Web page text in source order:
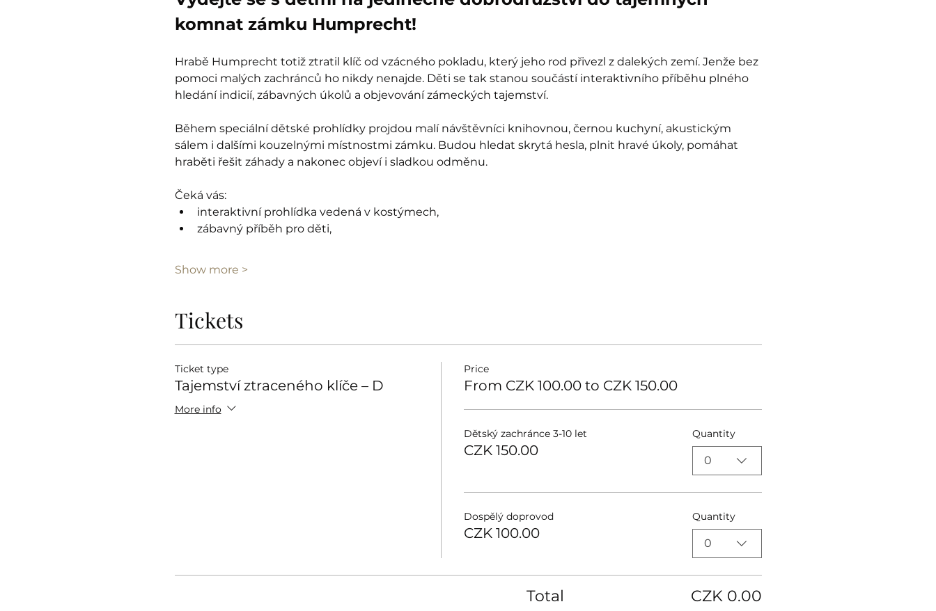
komnat zámku Humprecht!
Hrabě Humprecht totiž ztratil klíč od vzácného pokladu, který jeho rod přivezl z dalekých zemí. Jenže bez
pomoci malých zachránců ho nikdy nenajde. Děti se tak stanou součástí interaktivního příběhu plného
hledání indicií, zábavných úkolů a objevování zámeckých tajemství.
Během speciální dětské prohlídky projdou malí návštěvníci knihovnou, černou kuchyní, akustickým
sálem i dalšími kouzelnými místnostmi zámku. Budou hledat skrytá hesla, plnit hravé úkoly, pomáhat
hraběti řešit záhady a nakonec objeví i sladkou odměnu.
Čeká vás:
interaktivní prohlídka vedená v kostýmech,
zábavný příběh pro děti,
Show more >
Tickets
Ticket type
Tajemství ztraceného klíče – D
More info
Price
From CZK 100.00 to CZK 150.00
Dětský zachránce 3-10 let
CZK 150.00
Quantity
0
Dospělý doprovod
CZK 100.00
Quantity
0
Total CZK 0.00